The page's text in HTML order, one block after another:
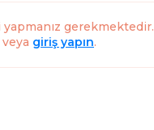
gerekmektedir.
veya giriş yapın.